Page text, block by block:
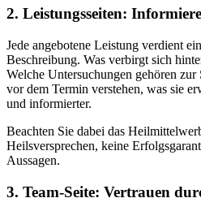
2. Leistungsseiten:
Jede angebotene Leistung verdient
Beschreibung. Was verbirgt sich
Welche Untersuchungen gehören
vor dem Termin verstehen, was sie
und informierter.
Beachten Sie dabei das
Heilsversprechen, keine
Aussagen.
3. Team-Seite: Vertrauen